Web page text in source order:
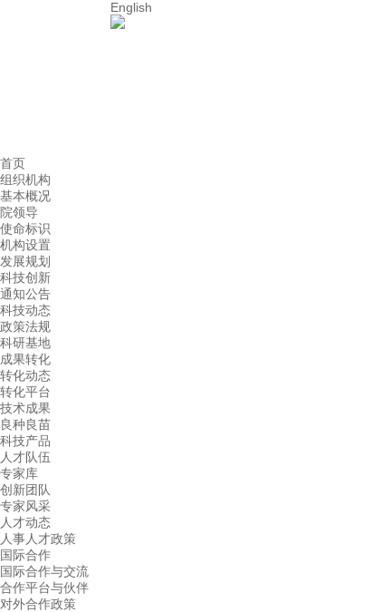
English
首页
组织机构
基本概况
院领导
使命标识
机构设置
发展规划
科技创新
通知公告
科技动态
政策法规
科研基地
成果转化
转化动态
转化平台
技术成果
良种良苗
科技产品
人才队伍
专家库
创新团队
专家风采
人才动态
人事人才政策
国际合作
国际合作与交流
合作平台与伙伴
对外合作政策